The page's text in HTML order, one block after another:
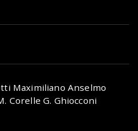
Maximiliano Anselmo
Corelle G. Ghiocconi